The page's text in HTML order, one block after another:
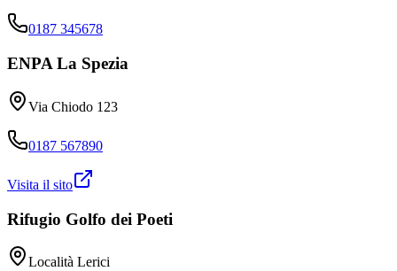
0187 345678
ENPA La Spezia
Via Chiodo 123
0187 567890
Visita il sito
Rifugio Golfo dei Poeti
Località Lerici